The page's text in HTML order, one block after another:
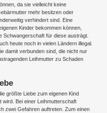
da sie vielleicht keine
mehr besitzen oder
verhindert sind. Eine
Kinder bekommen können,
Schwangerschaft für diese austrägt.
heute noch in vielen Ländern illegal.
damit verbunden sind, die nicht nur
Leihmutter zu Schaden
größte Liebe zum eigenen Kind
Bei einer Leihmutterschaft
zwei Gefahren auftreten. Zum einen